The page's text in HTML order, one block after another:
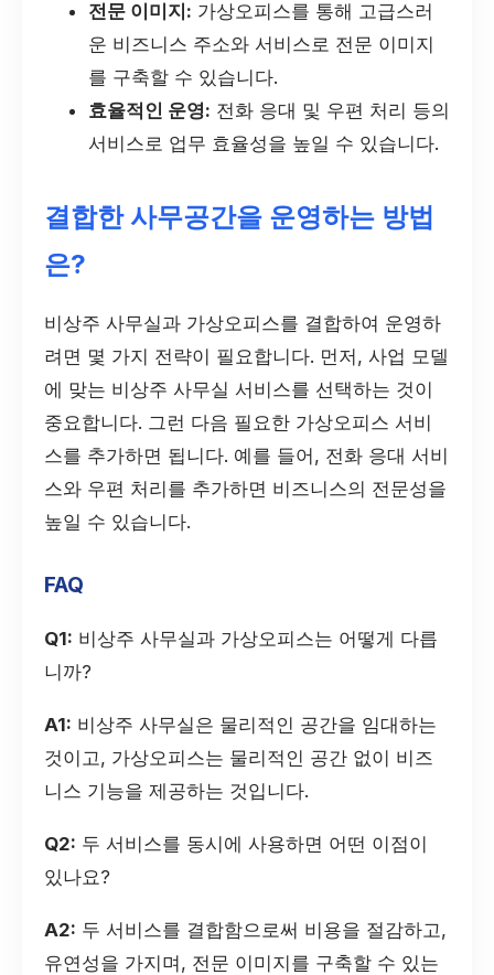
전문 이미지: 가상오피스를 통해 고급스러
운 비즈니스 주소와 서비스로 전문 이미지
를 구축할 수 있습니다.
효율적인 운영: 전화 응대 및 우편 처리 등의
서비스로 업무 효율성을 높일 수 있습니다.
결합한 사무공간을 운영하는 방법
은?
비상주 사무실과 가상오피스를 결합하여 운영하
려면 몇 가지 전략이 필요합니다. 먼저, 사업 모델
에 맞는 비상주 사무실 서비스를 선택하는 것이
중요합니다. 그런 다음 필요한 가상오피스 서비
스를 추가하면 됩니다. 예를 들어, 전화 응대 서비
스와 우편 처리를 추가하면 비즈니스의 전문성을
높일 수 있습니다.
FAQ
Q1: 비상주 사무실과 가상오피스는 어떻게 다릅
니까?
A1: 비상주 사무실은 물리적인 공간을 임대하는
것이고, 가상오피스는 물리적인 공간 없이 비즈
니스 기능을 제공하는 것입니다.
Q2: 두 서비스를 동시에 사용하면 어떤 이점이
있나요?
A2: 두 서비스를 결합함으로써 비용을 절감하고,
유연성을 가지며, 전문 이미지를 구축할 수 있는